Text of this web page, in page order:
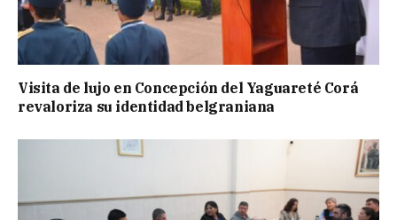
Visita de lujo en Concepción del Yaguareté Corá
revaloriza su identidad belgraniana